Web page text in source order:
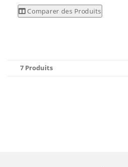
Comparer des Produits
7 Produits